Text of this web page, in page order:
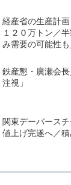
経産省の生産計
１２０万トン／
み需要の可能性
鉄産懇・廣瀬会
注視」
関東デーバース
値上げ完遂へ／